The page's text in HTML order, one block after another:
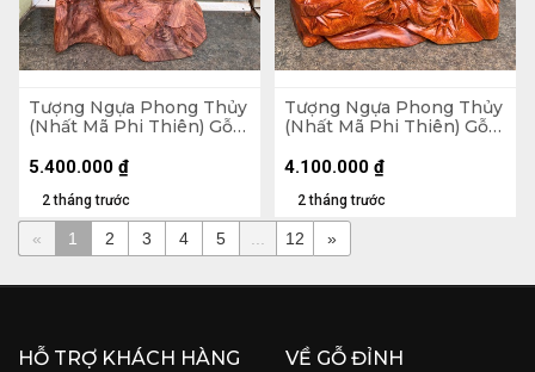
Tượng Ngựa Phong Thủy
(Nhất Mã Phi Thiên) Gỗ
Sâu 15 (cm)
2 tháng trước
5.400.000 ₫
Tượng Ngựa Phong Thủy
(Nhất Mã Phi Thiên) Gỗ
Sâu 15 (cm)
2 tháng trước
4.100.000 ₫
« 1 2 3 4 5 ... 12 »
HỖ TRỢ KHÁCH HÀNG VỀ GỖ ĐỈNH